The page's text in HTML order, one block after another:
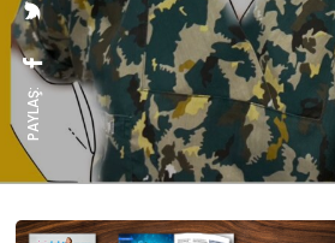
PAYLAŞ: